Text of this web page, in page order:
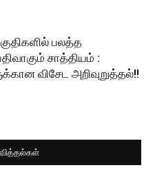
பலத்த
சாத்தியம் :
விசேட அறிவுறுத்தல்!!